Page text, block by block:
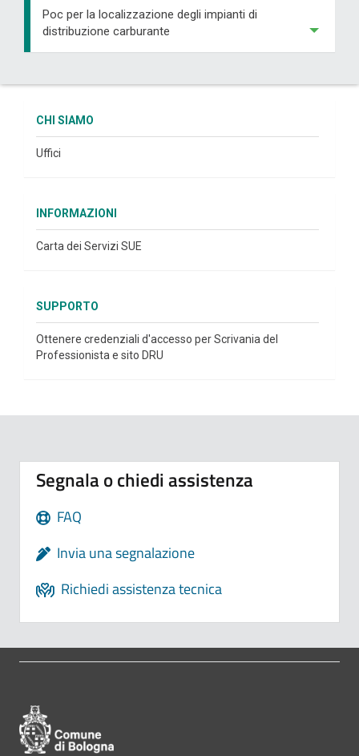
Poc per la localizzazione degli impianti di
distribuzione carburante
CHI SIAMO
Uffici
INFORMAZIONI
Carta dei Servizi SUE
SUPPORTO
Ottenere credenziali d'accesso per Scrivania del
Professionista e sito DRU
Segnala o chiedi assistenza
FAQ
Invia una segnalazione
Richiedi assistenza tecnica